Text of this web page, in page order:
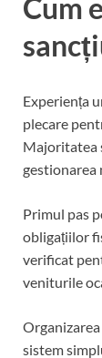
Cum
Experiența
plecare
Majoritatea
gestionarea
Primul pas
obligațiilor
verificat
veniturile
sistem